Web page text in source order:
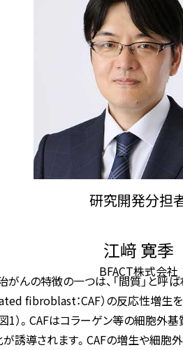
研究開発分担
江﨑 寛季
BFACT株式会社
んの特徴の一つは、「間質」と呼
fibroblast：CAF）の反応性増生
1）。CAFはコラーゲン等の細胞外
誘導されます。CAFの増生や細胞